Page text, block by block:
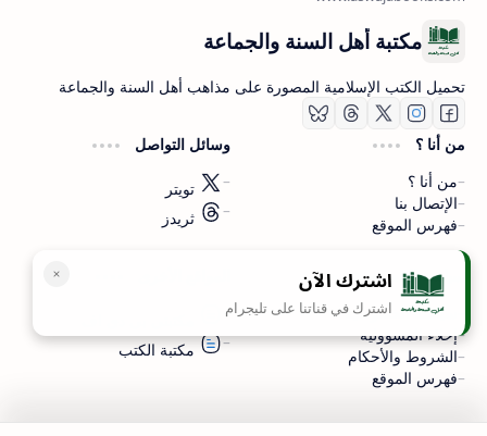
اشترك الآن
اشترك في قناتنا على تليجرام
مكتبة أهل السنة والجماعة
تحميل الكتب الإسلامية المصورة على مذاهب أهل السنة والجماعة
من أنا ؟
من أنا ؟
الإتصال بنا
فهرس الموقع
وسائل التواصل
تويتر
ثريدز
سياسة الخصوصية
سياسة الخصوصية
إخلاء المسؤولية
الشروط والأحكام
فهرس الموقع
مكتبة الكتب